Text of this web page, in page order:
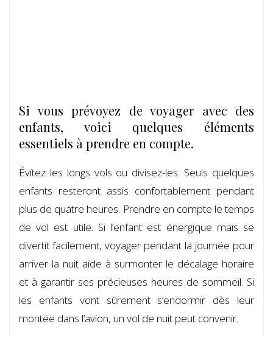
Si vous prévoyez de voyager avec des
enfants, voici quelques éléments
essentiels à prendre en compte.
Évitez les longs vols ou divisez-les. Seuls quelques
enfants resteront assis confortablement pendant
plus de quatre heures. Prendre en compte le temps
de vol est utile. Si l’enfant est énergique mais se
divertit facilement, voyager pendant la journée pour
arriver la nuit aide à surmonter le décalage horaire
et à garantir ses précieuses heures de sommeil. Si
les enfants vont sûrement s’endormir dès leur
montée dans l’avion, un vol de nuit peut convenir.